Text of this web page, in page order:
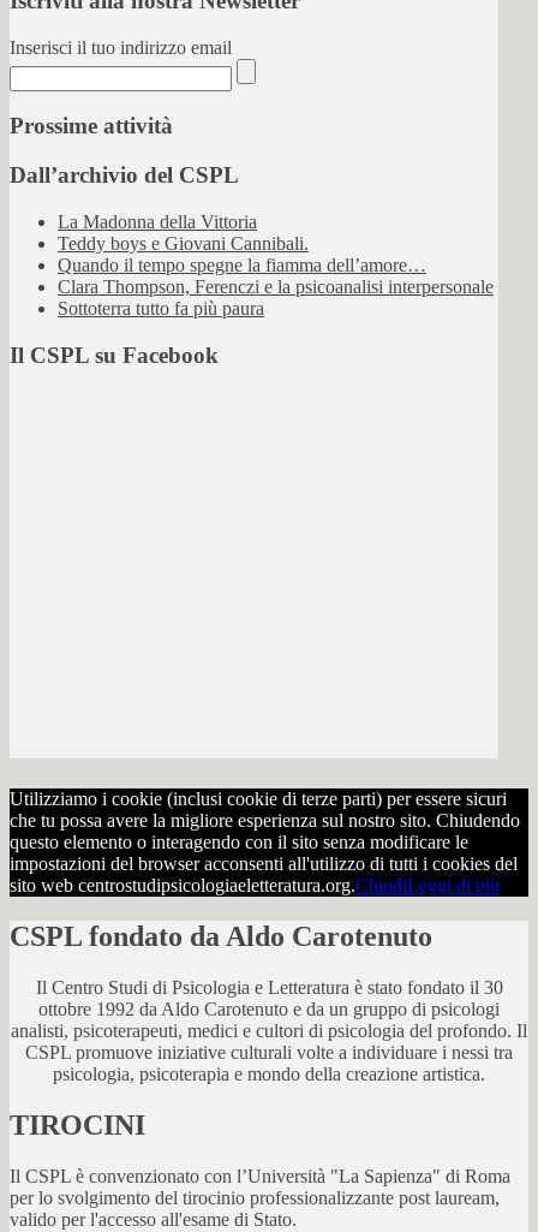
Inserisci il tuo indirizzo email
Prossime attività
Dall’archivio del CSPL
La Madonna della Vittoria
Teddy boys e Giovani Cannibali.
Quando il tempo spegne la fiamma dell’amore…
Clara Thompson, Ferenczi e la psicoanalisi interpersonale
Sottoterra tutto fa più paura
Il CSPL su Facebook
Utilizziamo i cookie (inclusi cookie di terze parti) per essere sicuri
che tu possa avere la migliore esperienza sul nostro sito. Chiudendo
questo elemento o interagendo con il sito senza modificare le
impostazioni del browser acconsenti all'utilizzo di tutti i cookies del
sito web centrostudipsicologiaeletteratura.org.ChiudiLeggi di più
CSPL fondato da Aldo Carotenuto
Il Centro Studi di Psicologia e Letteratura è stato fondato il 30
ottobre 1992 da Aldo Carotenuto e da un gruppo di psicologi
analisti, psicoterapeuti, medici e cultori di psicologia del profondo. Il
CSPL promuove iniziative culturali volte a individuare i nessi tra
psicologia, psicoterapia e mondo della creazione artistica.
TIROCINI
Il CSPL è convenzionato con l’Università "La Sapienza" di Roma
per lo svolgimento del tirocinio professionalizzante post lauream,
valido per l'accesso all'esame di Stato.